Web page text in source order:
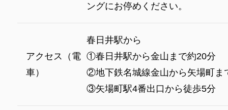
ングにお停めください。
アクセス（電
車）
春日井駅から
①春日井駅から金山まで約20分
②地下鉄名城線金山から矢場町ま
③矢場町駅4番出口から徒歩5分